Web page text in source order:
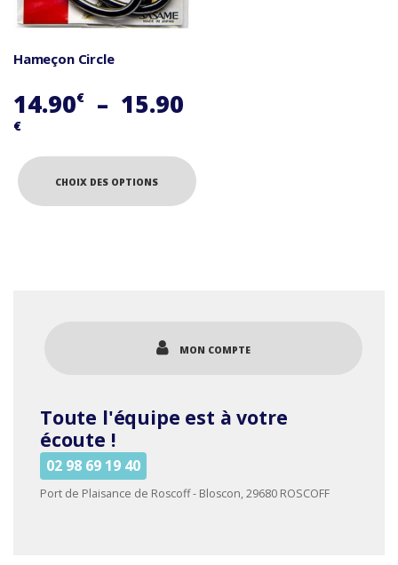
Hameçon Circle
14.90€ – 15.90
€Plage
de
prix :
14.90€
CHOIX DES OPTIONS
page
produit
MON COMPTE
Toute l'équipe est à votre
écoute !
02 98 69 19 40
Port de Plaisance de Roscoff - Bloscon, 29680 ROSCOFF